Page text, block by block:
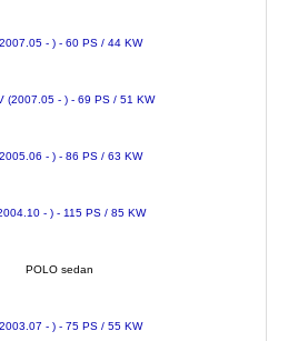
- ) - 60 PS / 44 KW
(2007.05 - ) - 69 PS / 51 KW
- ) - 86 PS / 63 KW
- ) - 115 PS / 85 KW
POLO sedan
- ) - 75 PS / 55 KW